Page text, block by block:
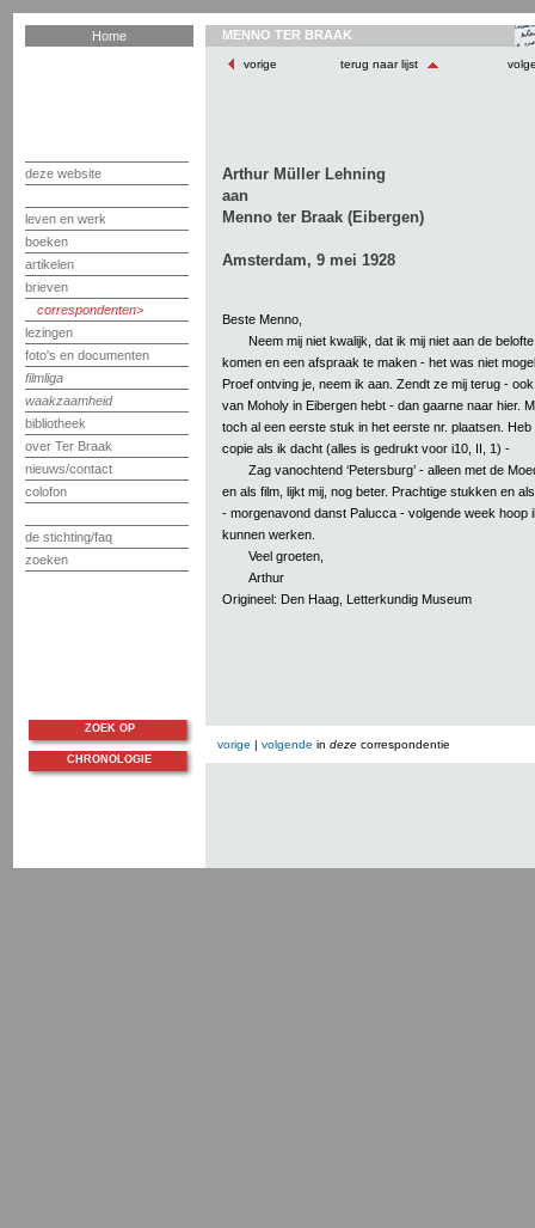
Home
deze website
leven en werk
boeken
artikelen
brieven
correspondenten
lezingen
foto's en documenten
filmliga
waakzaamheid
bibliotheek
over Ter Braak
nieuws/contact
colofon
de stichting/faq
zoeken
MENNO TER BRAAK
vorige terug naar lijst
Arthur Müller Lehning
aan
Menno ter Braak (Eibergen)
Amsterdam, 9 mei 1928
Beste Menno,
Neem mij niet kwalijk, dat ik mij niet aan de
komen en een afspraak te maken - het was niet
Proef ontving je, neem ik aan. Zendt ze mij terug -
van Moholy in Eibergen hebt - dan gaarne naar hier.
toch al een eerste stuk in het eerste nr. plaatsen. Heb
copie als ik dacht (alles is gedrukt voor i10, II, 1) -
Zag vanochtend ‘Petersburg’ - alleen met de
en als film, lijkt mij, nog beter. Prachtige stukken en
- morgenavond danst Palucca - volgende week hoop
kunnen werken.
Veel groeten,
Arthur
Origineel: Den Haag, Letterkundig Museum
vorige | volgende in deze correspondentie
ZOEK OP
CHRONOLOGIE